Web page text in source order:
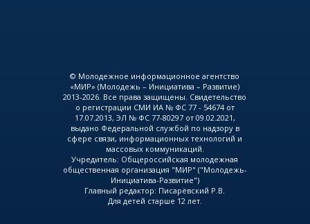
© Молодежное информационное агентство
«МИР» (Молодежь – Инициатива – Развитие)
2013-2026. Все права защищены. Свидетельство
о регистрации СМИ ИА № ФС 77 - 54674 от
17.07.2013, ЭЛ № ФС 77-80297 от 09.02.2021,
выдано Федеральной службой по надзору в
сфере связи, информационных технологий и
массовых коммуникаций.
Учредитель: Общероссийская молодежная
общественная организация "МИР" ("Молодежь-
Инициатива-Развитие")
Главный редактор: Писарёвский Р.В.
Для детей старше 12 лет.